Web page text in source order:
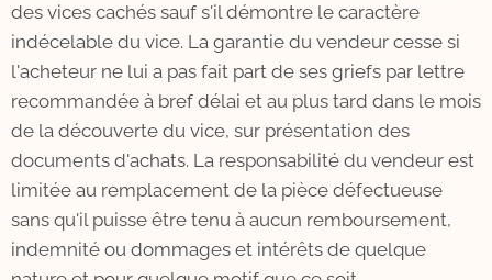
des vices cachés sauf s'il démontre le caractère
indécelable du vice. La garantie du vendeur cesse si
l'acheteur ne lui a pas fait part de ses griefs par lettre
recommandée à bref délai et au plus tard dans le mois
de la découverte du vice, sur présentation des
documents d'achats. La responsabilité du vendeur est
limitée au remplacement de la pièce défectueuse
sans qu'il puisse être tenu à aucun remboursement,
indemnité ou dommages et intérêts de quelque